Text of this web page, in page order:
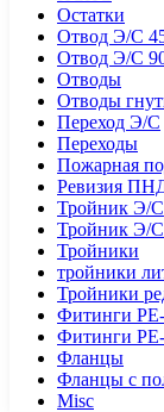
Остатки
Отвод Э/С
Отвод Э/С
Отводы
Отводы
Переход Э/С
Переходы
Пожарная
Ревизия
Тройник Э/С
Тройник Э/
Тройники
тройники
Тройники
Фитинги
Фитинги
Фланцы
Фланцы с
Misc